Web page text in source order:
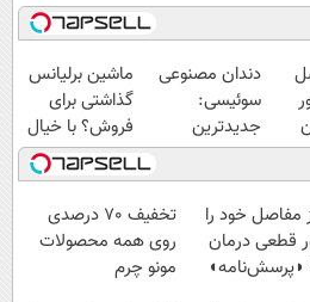
دندان مصنوعی
سوئیسی:
جدیدترین
فناوری اروپا،
سبک و مقاوم |
پرداخت قسطی
ماشین برلیانس
گذاشتی برای
فروش؟ با خیال
راحت بفروش
مفاصل خود را
قطعی درمان
◗پرسش‌نامه◖
تخفیف 70 درصدی
روی همه محصولات
مونو چرم